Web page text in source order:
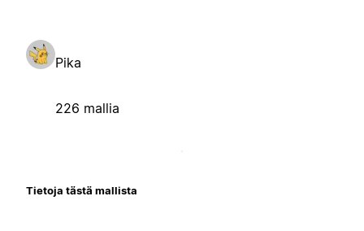
Pika
226 mallia
Tietoja tästä mallista